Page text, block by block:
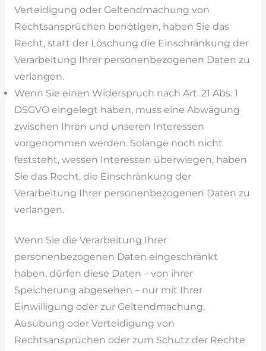
Verteidigung oder Geltendmachung von
Rechtsansprüchen benötigen, haben Sie das
Recht, statt der Löschung die Einschränkung der
Verarbeitung Ihrer personenbezogenen Daten zu
verlangen.
Wenn Sie einen Widerspruch nach Art. 21 Abs. 1
DSGVO eingelegt haben, muss eine Abwägung
zwischen Ihren und unseren Interessen
vorgenommen werden. Solange noch nicht
feststeht, wessen Interessen überwiegen, haben
Sie das Recht, die Einschränkung der
Verarbeitung Ihrer personenbezogenen Daten zu
verlangen.
Wenn Sie die Verarbeitung Ihrer
personenbezogenen Daten eingeschränkt
haben, dürfen diese Daten – von ihrer
Speicherung abgesehen – nur mit Ihrer
Einwilligung oder zur Geltendmachung,
Ausübung oder Verteidigung von
Rechtsansprüchen oder zum Schutz der Rechte